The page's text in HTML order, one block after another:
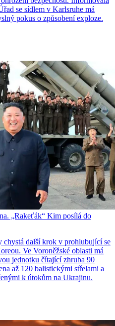
se sídlem v Karlsruhe má
pokus o způsobení exploze.
„Rakeťák“ Kim posílá do
chystá další krok v prohlubující se
Ve Voroněžské oblasti má
jednotku čítající zhruba 90
až 120 balistickými střelami a
k útokům na Ukrajinu.